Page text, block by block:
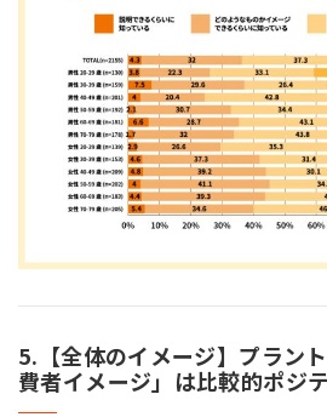
5.【全体のイメージ】プラン
費者イメージ」は比較的ポジ